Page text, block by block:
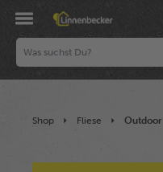
Shop Fliese Outdoor